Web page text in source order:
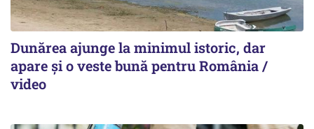
Dunărea ajunge la minimul istoric, dar
apare și o veste bună pentru România /
video